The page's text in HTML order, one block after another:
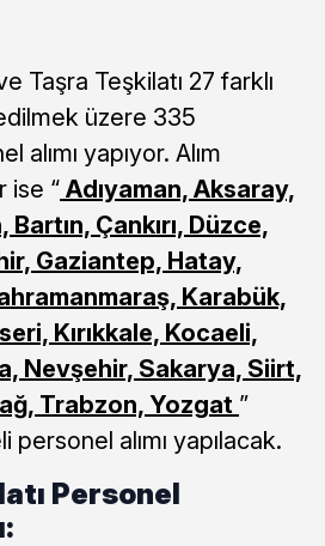
Taşra Teşkilatı 27 farklı
üzere 335
alımı yapıyor. Alım
ise “ Adıyaman, Aksaray,
Çankırı, Düzce,
Gaziantep, Hatay,
Karabük,
Kırıkkale, Kocaeli,
Nevşehir, Sakarya, Siirt,
Trabzon, Yozgat ”
alımı yapılacak.
Personel